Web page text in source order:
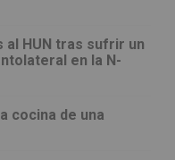
al HUN tras sufrir un
en la N-
cocina de una